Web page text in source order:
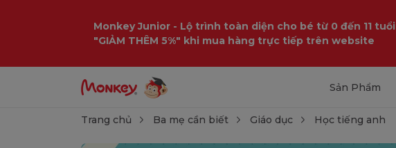
Monkey Junior - Lộ trình toàn diện cho bé từ 0 đến 11 tuổi
"GIẢM THÊM 5%" khi mua hàng trực tiếp trên website
Sản Phẩm
Trang chủ Ba mẹ cần biết Giáo dục Học tiếng anh